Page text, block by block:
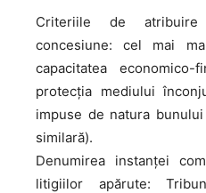
Criteriile de
concesiune: cel mai
capacitatea
protecția mediului
impuse de natura
similară).
Denumirea instanței
litigiilor apărute: